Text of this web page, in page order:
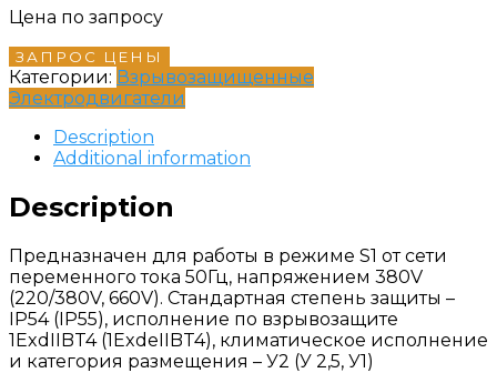
Цена по запросу
ЗАПРОС ЦЕНЫ
Категории: Взрывозащищенные
Электродвигатели
Description
Additional information
Description
Предназначен для работы в режиме S1 от сети
переменного тока 50Гц, напряжением 380V
(220/380V, 660V). Стандартная степень защиты –
IP54 (IP55), исполнение по взрывозащите
1ExdIIBT4 (1ExdеIIBT4), климатическое исполнение
и категория размещения – У2 (У 2,5, У1)